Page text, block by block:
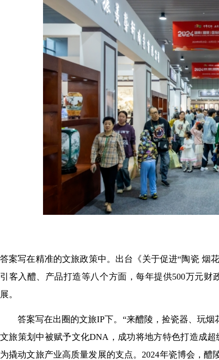
答案写在精准的文旅政策中。出台《关于促进“陶瓷 烟
引客入醴、产品打造等八个方面，每年提供500万元
展。
答案写在出圈的文旅IP下。“来醴陵，捡瓷器、玩
文旅策划中被赋予文化DNA，成功将地方特色打造成
为撬动文旅产业高质量发展的支点。2024年瓷博会，